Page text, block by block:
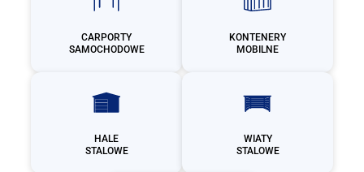
CARPORTY
SAMOCHODOWE
KONTENERY
MOBILNE
HALE
STALOWE
WIATY
STALOWE